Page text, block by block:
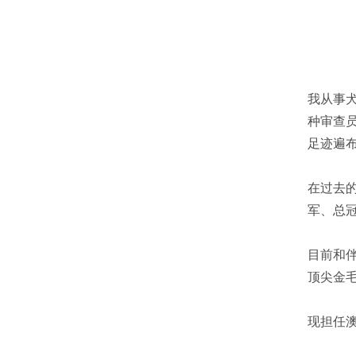
我从事
种审查
足迹遍
在过去
军、总
目前和
顶尖金
现担任